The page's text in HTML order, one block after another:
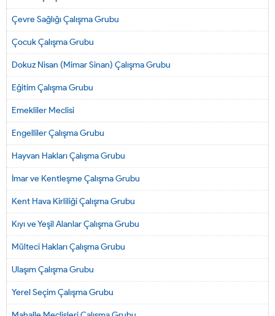
Çevre Sağlığı Çalışma Grubu
Çocuk Çalışma Grubu
Dokuz Nisan (Mimar Sinan) Çalışma Grubu
Eğitim Çalışma Grubu
Emekliler Meclisi
Engelliler Çalışma Grubu
Hayvan Hakları Çalışma Grubu
İmar ve Kentleşme Çalışma Grubu
Kent Hava Kirliliği Çalışma Grubu
Kıyı ve Yeşil Alanlar Çalışma Grubu
Mülteci Hakları Çalışma Grubu
Ulaşım Çalışma Grubu
Yerel Seçim Çalışma Grubu